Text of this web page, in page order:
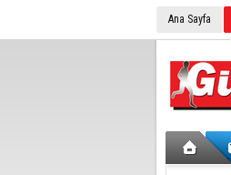
Ana Sayfa